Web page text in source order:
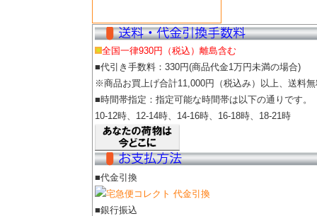
全国一律930円（税込）離島含む
■代引き手数料：330円(商品代金1万円未満の場合)
※商品お買上げ合計11,000円（税込み）以上、送料
■時間帯指定：指定可能な時間帯は以下の通りです。
10-12時、12-14時、14-16時、16-18時、18-21時
■代金引換
■銀行振込